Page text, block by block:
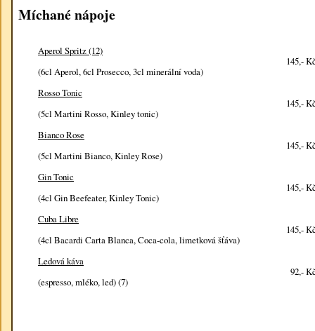
Míchané nápoje
Aperol Spritz (12)
(6cl Aperol, 6cl Prosecco, 3cl minerální voda)
Rosso Tonic
(5cl Martini Rosso, Kinley tonic)
Bianco Rose
(5cl Martini Bianco, Kinley Rose)
Gin Tonic
(4cl Gin Beefeater, Kinley Tonic)
Cuba Libre
(4cl Bacardi Carta Blanca, Coca-cola, limetková šťáva)
Ledová káva
(espresso, mléko, led) (7)
145,-
145,-
145,-
145,-
145,-
92,-